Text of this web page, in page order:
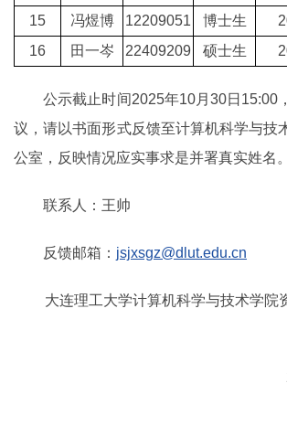
15
冯煜博 12209051 博士生
16
田一岑 22409209 硕士生
公示截止时间2025年10月30日15:00
议，请以书面形式反馈至计算机科学与技
公室，反映情况应实事求是并署真实姓名。
联系人：王帅
反馈邮箱： jsjxsgz@dlut.edu.cn
大连理工大学计算机科学与技术学院